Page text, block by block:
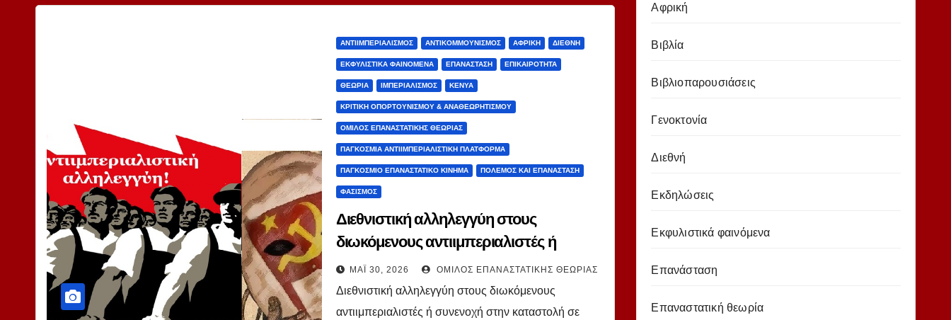
ΑΝΤΙΙΜΠΕΡΙΑΛΙΣΜΌΣ ΑΝΤΙΚΟΜΜΟΥΝΙΣΜΌΣ ΑΦΡΙΚΉ ΔΙΕΘΝΉ
ΕΚΦΥΛΙΣΤΙΚΆ ΦΑΙΝΌΜΕΝΑ ΕΠΑΝΆΣΤΑΣΗ ΕΠΙΚΑΙΡΌΤΗΤΑ
ΘΕΩΡΊΑ ΙΜΠΕΡΙΑΛΙΣΜΌΣ ΚΈΝΥΑ
ΚΡΙΤΙΚΉ ΟΠΟΡΤΟΥΝΙΣΜΟΎ & ΑΝΑΘΕΩΡΗΤΙΣΜΟΎ
ΌΜΙΛΟΣ ΕΠΑΝΑΣΤΑΤΙΚΉΣ ΘΕΩΡΊΑΣ
ΠΑΓΚΌΣΜΙΑ ΑΝΤΙΙΜΠΕΡΙΑΛΙΣΤΙΚΉ ΠΛΑΤΦΌΡΜΑ
ΠΑΓΚΌΣΜΙΟ ΕΠΑΝΑΣΤΑΤΙΚΌ ΚΊΝΗΜΑ ΠΌΛΕΜΟΣ ΚΑΙ ΕΠΑΝΆΣΤΑΣΗ
ΦΑΣΙΣΜΌΣ
Διεθνιστική αλληλεγγύη στους
διωκόμενους αντιιμπεριαλιστές ή
συνενοχή στην καταστολή σε
σύμπραξη με τον ιμπεριαλισμό; Του Δ.
Πατέλη
ΜΆΙ 30, 2026 ΌΜΙΛΟΣ ΕΠΑΝΑΣΤΑΤΙΚΉΣ ΘΕΩΡΊΑΣ
Διεθνιστική αλληλεγγύη στους διωκόμενους
αντιιμπεριαλιστές ή συνενοχή στην καταστολή σε
Αφρική
Βιβλία
Βιβλιοπαρουσιάσεις
Γενοκτονία
Διεθνή
Εκδηλώσεις
Εκφυλιστικά φαινόμενα
Επανάσταση
Επαναστατική θεωρία